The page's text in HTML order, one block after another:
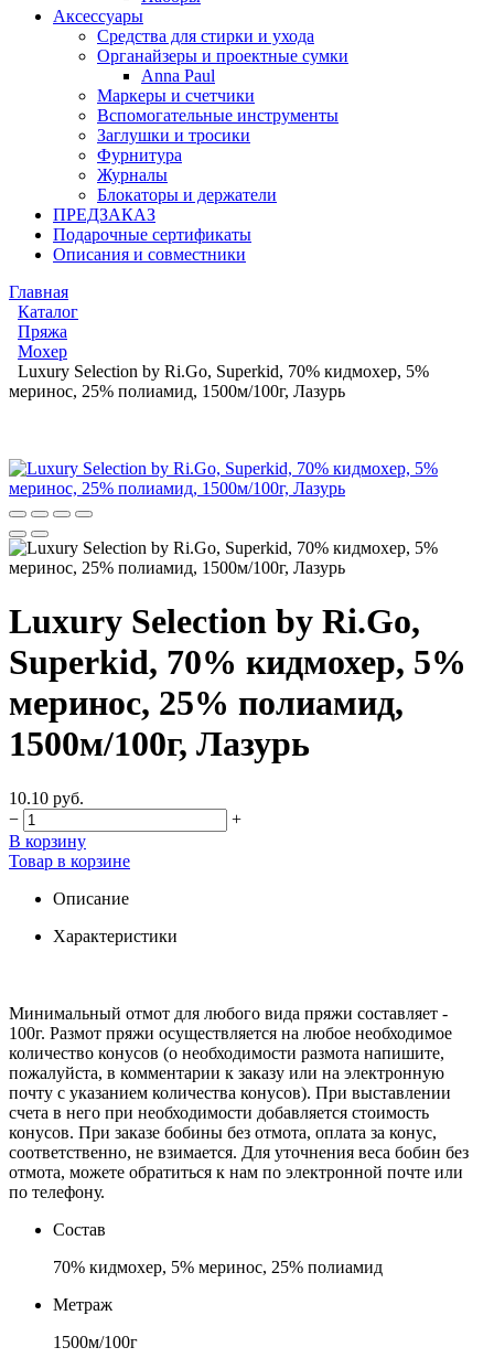
Аксессуары
Средства для стирки и ухода
Органайзеры и проектные сумки
Anna Paul
Маркеры и счетчики
Вспомогательные инструменты
Заглушки и тросики
Фурнитура
Журналы
Блокаторы и держатели
ПРЕДЗАКАЗ
Подарочные сертификаты
Описания и совместники
Главная
Каталог
Пряжа
Мохер
Luxury Selection by Ri.Go, Superkid, 70% кидмохер, 5%
меринос, 25% полиамид, 1500м/100г, Лазурь
Luxury Selection by Ri.Go,
Superkid, 70% кидмохер, 5%
меринос, 25% полиамид,
1500м/100г, Лазурь
10.10 руб.
−
+
В корзину
Товар в корзине
Описание
Характеристики
Минимальный отмот для любого вида пряжи составляет -
100г. Размот пряжи осуществляется на любое необходимое
количество конусов (о необходимости размота напишите,
пожалуйста, в комментарии к заказу или на электронную
почту c указанием количества конусов). При выставлении
счета в него при необходимости добавляется стоимость
конусов. При заказе бобины без отмота, оплата за конус,
соответственно, не взимается. Для уточнения веса бобин без
отмота, можете обратиться к нам по электронной почте или
по телефону.
Состав
70% кидмохер, 5% меринос, 25% полиамид
Метраж
1500м/100г